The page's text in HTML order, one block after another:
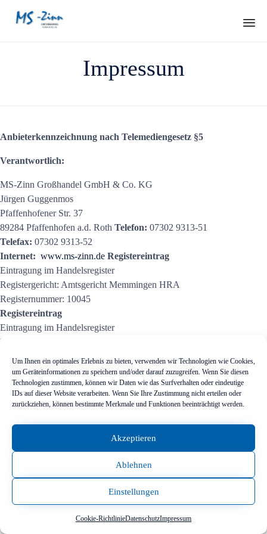
Um Ihnen ein optimales Erlebnis zu bieten, verwenden wir Technologien wie Cookies,
um Geräteinformationen zu speichern und/oder darauf zuzugreifen. Wenn Sie diesen
Technologien zustimmen, können wir Daten wie das Surfverhalten oder eindeutige
IDs auf dieser Website verarbeiten. Wenn Sie Ihre Zustimmung nicht erteilen oder
zurückziehen, können bestimmte Merkmale und Funktionen beeinträchtigt werden.
Akzeptieren
Ablehnen
Einstellungen
Cookie-RichtlinieDatenschutzImpressum
Impressum
Anbieterkennzeichnung nach Telemediengesetz §5
Verantwortlich:
MS-Zinn Großhandel GmbH & Co. KG
Jürgen Guggenmos
Pfaffenhofener Str. 37
89284 Pfaffenhofen a.d. Roth Telefon: 07302 9313-51
Telefax: 07302 9313-52
Internet: www.ms-zinn.de Registereintrag
Eintragung im Handelsregister
Registergericht: Amtsgericht Memmingen HRA
Registernummer: 10045
Registereintrag
Eintragung im Handelsregister
Registergericht: Amtsgericht Memmingen HRB
Registernummer: 10168Umsatzsteuer-ID
Umsatzsteuer-Identifikationsnummer:
DE194266400Geschäftsführer:
Jürgen GuggenmosHaftungshinweis:
für die Inhalte externer Links. Für den Inhalt der verlinkten Seiten sind
ausschließlich deren Betreiber verantwortlich.